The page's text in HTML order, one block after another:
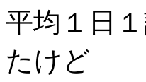
平均１日
たけど